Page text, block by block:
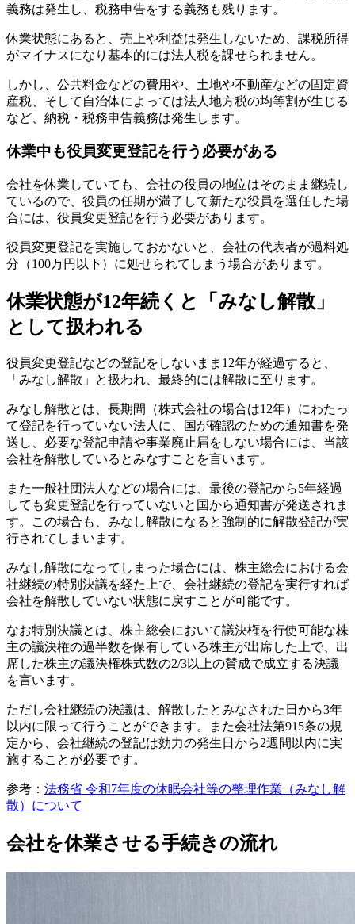
義務は発生し、税務申告をする義務も残ります。
休業状態にあると、売上や利益は発生しないため、課税所得
がマイナスになり基本的には法人税を課せられません。
しかし、公共料金などの費用や、土地や不動産などの固定資
産税、そして自治体によっては法人地方税の均等割が生じる
など、納税・税務申告義務は発生します。
休業中も役員変更登記を行う必要がある
会社を休業していても、会社の役員の地位はそのまま継続し
ているので、役員の任期が満了して新たな役員を選任した場
合には、役員変更登記を行う必要があります。
役員変更登記を実施しておかないと、会社の代表者が過料処
分（100万円以下）に処せられてしまう場合があります。
休業状態が12年続くと「みなし解散」
として扱われる
役員変更登記などの登記をしないまま12年が経過すると、
「みなし解散」と扱われ、最終的には解散に至ります。
みなし解散とは、長期間（株式会社の場合は12年）にわたっ
て登記を行っていない法人に、国が確認のための通知書を発
送し、必要な登記申請や事業廃止届をしない場合には、当該
会社を解散しているとみなすことを言います。
また一般社団法人などの場合には、最後の登記から5年経過
しても変更登記を行っていないと国から通知書が発送されま
す。この場合も、みなし解散になると強制的に解散登記が実
行されてしまいます。
みなし解散になってしまった場合には、株主総会における会
社継続の特別決議を経た上で、会社継続の登記を実行すれば
会社を解散していない状態に戻すことが可能です。
なお特別決議とは、株主総会において議決権を行使可能な株
主の議決権の過半数を保有している株主が出席した上で、出
席した株主の議決権株式数の2/3以上の賛成で成立する決議
を言います。
ただし会社継続の決議は、解散したとみなされた日から3年
以内に限って行うことができます。また会社法第915条の規
定から、会社継続の登記は効力の発生日から2週間以内に実
施することが必要です。
参考： 法務省 令和7年度の休眠会社等の整理作業（みなし解
散）について
会社を休業させる手続きの流れ